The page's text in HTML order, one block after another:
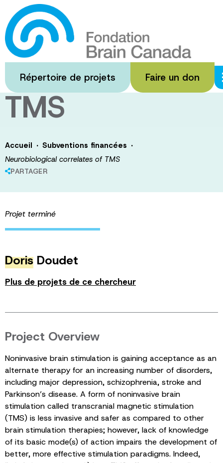
Passer
au
contenu
principal
Répertoire de projets Faire un don
Neurobiological
correlates of
TMS
Accueil · Subventions financées ·
Neurobiological correlates of TMS
PARTAGER
Projet terminé
Doris Doudet
Plus de projets de ce chercheur
Project Overview
Noninvasive brain stimulation is gaining acceptance as an
alternate therapy for an increasing number of disorders,
including major depression, schizophrenia, stroke and
Parkinson’s disease. A form of noninvasive brain
stimulation called transcranial magnetic stimulation
(TMS) is less invasive and safer as compared to other
brain stimulation therapies; however, lack of knowledge
of its basic mode(s) of action impairs the development of
better, more effective stimulation paradigms. Indeed,